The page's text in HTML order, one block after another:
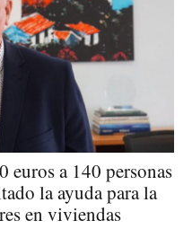
a 140 personas
la ayuda para la
en viviendas